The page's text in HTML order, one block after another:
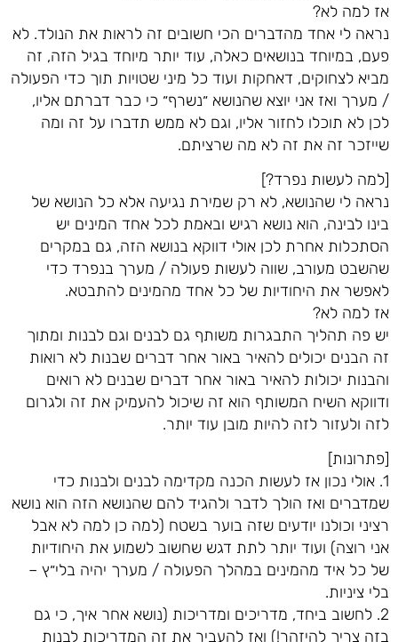
אז למה לא?
נראה לי אחד מהדברים הכי חשובים זה לראות את הנולד. לא
פעם, במיוחד בנושאים כאלה, עוד יותר מיוחד בגיל הזה, זה
מביא לצחוקים, דאחקות ועוד כל מיני שטויות תוך כדי הפעולה
/ מערך ואז אני יוצא שהנושא ״נשרף״ כי כבר דברתם אליו,
לכן לא תוכלו לחזור אליו, וגם לא ממש תדברו על זה ומה
שייזכר זה את זה לא מה שרציתם.
[למה לעשות נפרד?]
נראה לי שהנושא, לא רק שמירת נגיעה אלא כל הנושא של
בינו לבינה, הוא נושא רגיש ובאמת לכל אחד המינים יש
הסתכלות אחרת לכן אולי דווקא בנושא הזה, גם במקרים
שהשבט מעורב, שווה לעשות פעולה / מערך בנפרד כדי
לאפשר את היחודיות של כל אחד מהמינים להתבטא.
אז למה לא?
יש פה תהליך התבגרות משותף גם לבנים וגם לבנות ומתוך
זה הבנים יכולים להאיר באור אחר דברים שבנות לא רואות
והבנות יכולות להאיר באור אחר דברים שבנים לא רואים
ודווקא השיח המשותף הוא זה שיכול להעמיק את זה ולגרום
לזה ולעזור לזה להיות מובן עוד יותר.
[פתרונות]
1. אולי נכון אז לעשות הכנה מקדימה לבנים ולבנות כדי
שמדברים ואז הולך לדבר ולהגיד להם שהנושא הזה הוא נושא
רציני וכולנו יודעים שזה בוער בשטח (למה כן למה לא אבל
אני רוצה) ועוד יותר לתת דגש שחשוב לשמוע את היחודיות
של כל איד מהמינים במהלך הפעולה / מערך יהיה בלי״ץ –
בלי ציניות.
2. לחשוב ביחד, מדריכים ומדריכות (נושא אחר איך, כי גם
בזה צריך להיזהר!) ואז להעביר את זה המדריכות לבנות